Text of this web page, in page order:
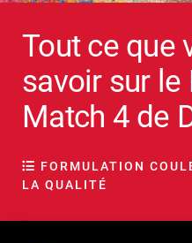
Tout ce que
savoir sur le
Match 4 de
FORMULATION
LA QUALITÉ